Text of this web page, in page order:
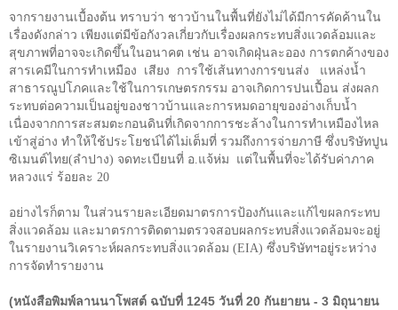
จากรายงานเบื้องต้น ทราบว่า ชาวบ้านในพื้นที่ยังไม่ได้มีการคัดค้านใน
เรื่องดังกล่าว เพียงแต่มีข้อกังวลเกี่ยวกับเรื่องผลกระทบสิ่งแวดล้อมและ
สุขภาพที่อาจจะเกิดขึ้นในอนาคต เช่น อาจเกิดฝุ่นละออง การตกค้างของ
สารเคมีในการทำเหมือง
เสียง การใช้เส้นทางการขนส่ง
แหล่งน้ำ
สาธารณูปโภคและใช้ในการเกษตรกรรม อาจเกิดการปนเปื้อน ส่งผลก
ระทบต่อความเป็นอยู่ของชาวบ้านและการหมดอายุของอ่างเก็บน้ำ
เนื่องจากการสะสมตะกอนดินที่เกิดจากการชะล้างในการทำเหมืองไหล
เข้าสู่อ่าง ทำให้ใช้ประโยชน์ได้ไม่เต็มที่ รวมถึงการจ่ายภาษี ซึ่งบริษัทปูน
ซิเมนต์ไทย(ลำปาง) จดทะเบียนที่ อ.แจ้ห่ม
แต่ในพื้นที่จะได้รับค่าภาค
หลวงแร่ ร้อยละ 20
อย่างไรก็ตาม ในส่วนรายละเอียดมาตรการป้องกันและแก้ไขผลกระทบ
สิ่งแวดล้อม และมาตรการติดตามตรวจสอบผลกระทบสิ่งแวดล้อมจะอยู่
ในรายงานวิเคราะห์ผลกระทบสิ่งแวดล้อม (EIA) ซึ่งบริษัทฯอยู่ระหว่าง
การจัดทำรายงาน
(หนังสือพิมพ์ลานนาโพสต์ ฉบับที่ 1245 วันที่ 20 กันยายน - 3 มิถุนายน